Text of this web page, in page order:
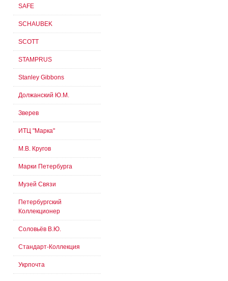
SAFE
SCHAUBEK
SCOTT
STAMPRUS
Stanley Gibbons
Должанский Ю.М.
Зверев
ИТЦ "Марка"
М.В. Кругов
Марки Петербурга
Музей Связи
Петербургский
Коллекционер
Соловьёв В.Ю.
Стандарт-Коллекция
Укрпочта